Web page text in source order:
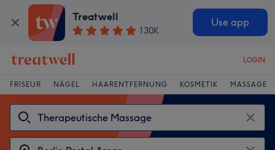
Treatwell
130K
Use app
LOGIN
FRISEUR NÄGEL HAARENTFERNUNG KOSMETIK MASSAGE